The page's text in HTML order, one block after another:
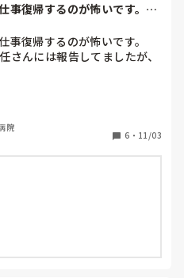
事復帰するのが怖いです。妊
事復帰するのが怖いです。
さんには報告してましたが、
をかけている途中で、つわ
に流産が発覚し手術に至りま
す。
命が失われるような現場で
とです。
護師さんはたくさんいるはず
がなくただ逃げてるだけなん
のでしょうか。。
院
6 ・ 11/03